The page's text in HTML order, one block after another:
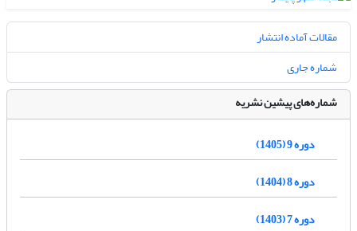
مقالات آماده انتشار
شماره جاری
شماره‌های پیشین نشریه
دوره 9 (1405)
دوره 8 (1404)
دوره 7 (1403)